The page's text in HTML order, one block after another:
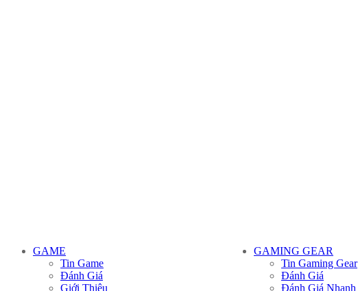
GAME
Tin Game
Đánh Giá
Giới Thiệu
GAMING GEAR
Tin Gaming Gear
Đánh Giá
Đánh Giá Nhanh